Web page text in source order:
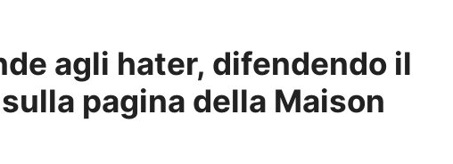
agli hater, difendendo il
pagina della Maison